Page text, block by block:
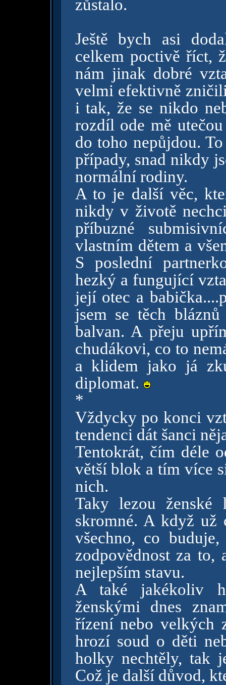
zůstalo.
Ještě bych asi
celkem poctivě říct,
nám jinak dobré
velmi efektivně
i tak, že se nikdo
rozdíl ode mě
do toho nepůjdou.
případy, snad nikdy
normální rodiny.
A to je další věc,
nikdy v životě
příbuzné
vlastním dětem a
S poslední
hezký a fungující
její otec a
jsem se těch
balvan. A přeju
chudákovi, co to
a klidem jako já
diplomat.
*
Vždycky po konci
tendenci dát šanci
Tentokrát, čím déle
větší blok a tím více
nich.
Taky lezou
skromné. A když už
všechno, co
zodpovědnost za
nejlepším stavu.
A také jakékoliv
ženskými dnes
řízení nebo velkých
hrozí soud o děti
holky nechtěly, tak
Což je další důvod,